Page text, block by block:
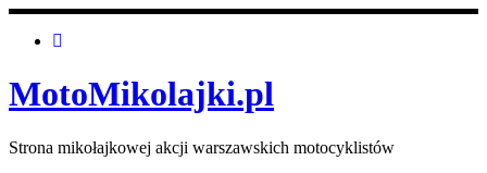
MotoMikolajki.pl
Strona mikołajkowej akcji warszawskich motocyklistów